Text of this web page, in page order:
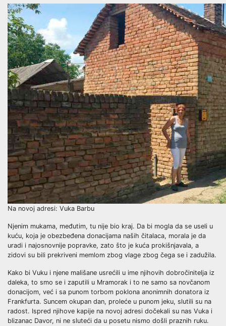
Na novoj adresi: Vuka Barbu
Njenim mukama, međutim, tu nije bio kraj. Da bi mogla da se useli u
kuću, koja je obezbeđena donacijama naših čitalaca, morala je da
uradi i najosnovnije popravke, zato što je kuća prokišnjavala, a
zidovi su bili prekriveni memlom zbog vlage zbog čega se i zadužila.
Kako bi Vuku i njene mališane usrećili u ime njihovih dobročinitelja iz
daleka, to smo se i zaputili u Mramorak i to ne samo sa novčanom
donacijom, već i sa punom torbom poklona anonimnih donatora iz
Frankfurta. Suncem okupan dan, proleće u punom jeku, slutili su na
radost. Ispred njihove kapije na novoj adresi dočekali su nas Vuka i
blizanac Davor, ni ne sluteći da u posetu nismo došli praznih ruku.